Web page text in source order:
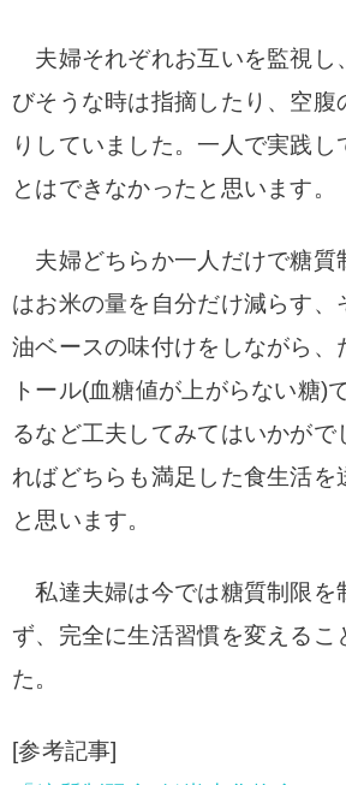
夫婦それぞれお互いを監視し
びそうな時は指摘したり、空腹
りしていました。一人で実践し
とはできなかったと思います。
夫婦どちらか一人だけで糖質
はお米の量を自分だけ減らす、
油ベースの味付けをしながら、
トール(血糖値が上がらない糖)
るなど工夫してみてはいかがで
ればどちらも満足した食生活を
と思います。
私達夫婦は今では糖質制限を
ず、完全に生活習慣を変えるこ
た。
[参考記事]